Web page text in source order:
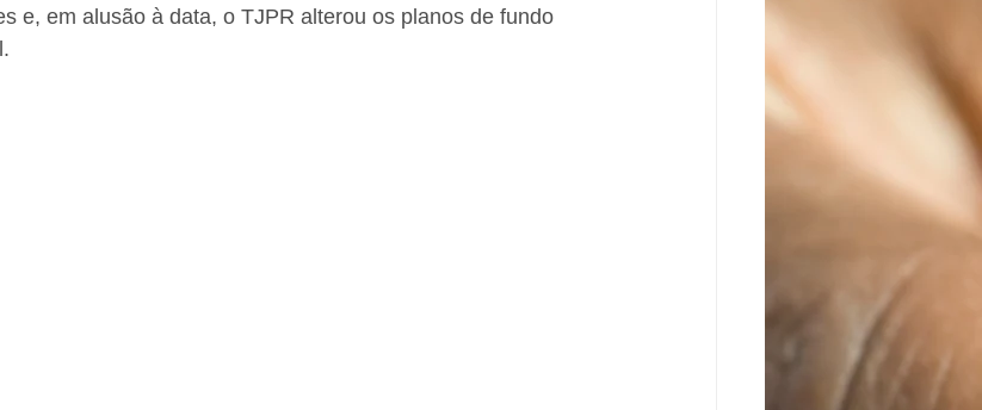
e, em alusão à data, o TJPR alterou os planos de fundo